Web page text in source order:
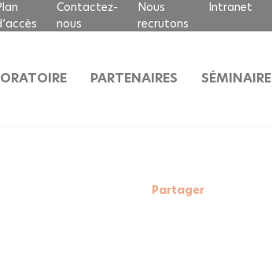
Contactez-
nous
Nous
recrutons
Intranet
PARTENAIRES
Partager